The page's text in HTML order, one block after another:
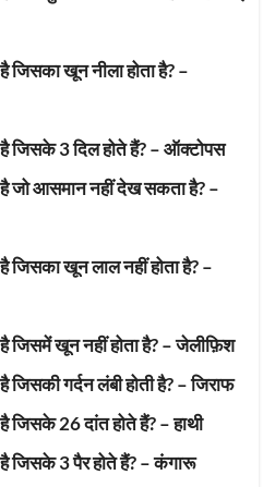
जिसका खून नीला होता है? –
जिसके 3 दिल होते हैं? –ऑक्टोपस
जो आसमान नहीं देख सकता है? –
जिसका खून लाल नहीं होता है? –
जिसमें खून नहीं होता है? –जेलीफ़िश
जिसकी गर्दन लंबी होती है? –जिराफ
जिसके 26 दांत होते हैं? –हाथी
जिसके 3 पैर होते हैं? –कंगारू